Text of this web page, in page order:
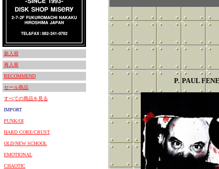
新入荷
再入荷
RECOMMEND
セール商品
すべての商品を見る
IMPORT
PUNK/OI
HARD CORE/CRUST
OLD/NEW SCHOOL
EMOTIONAL
CHAOTIC
P. PAUL